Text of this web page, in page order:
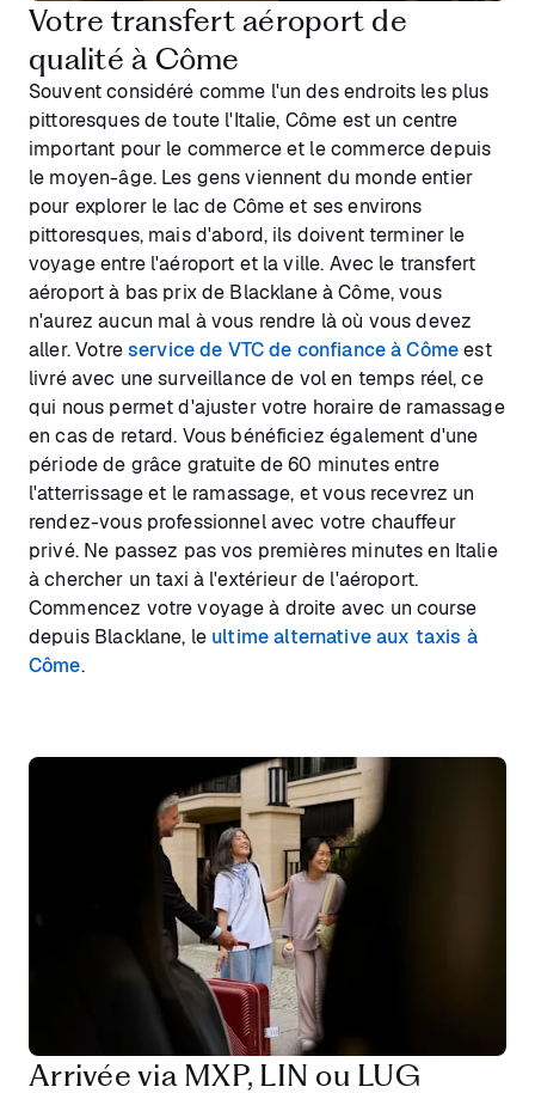
Votre transfert aéroport de
qualité à Côme
Souvent considéré comme l'un des endroits les plus
pittoresques de toute l'Italie, Côme est un centre
important pour le commerce et le commerce depuis
le moyen-âge. Les gens viennent du monde entier
pour explorer le lac de Côme et ses environs
pittoresques, mais d'abord, ils doivent terminer le
voyage entre l'aéroport et la ville. Avec le transfert
aéroport à bas prix de Blacklane à Côme, vous
n'aurez aucun mal à vous rendre là où vous devez
aller. Votreservice de VTC de confiance à Cômeest
livré avec une surveillance de vol en temps réel, ce
qui nous permet d'ajuster votre horaire de ramassage
en cas de retard. Vous bénéficiez également d'une
période de grâce gratuite de 60 minutes entre
l'atterrissage et le ramassage, et vous recevrez un
rendez-vous professionnel avec votre chauffeur
privé. Ne passez pas vos premières minutes en Italie
à chercher un taxi à l'extérieur de l'aéroport.
Commencez votre voyage à droite avec un course
depuis Blacklane, le ultime alternative aux taxis à
Côme.
Arrivée via MXP, LIN ou LUG